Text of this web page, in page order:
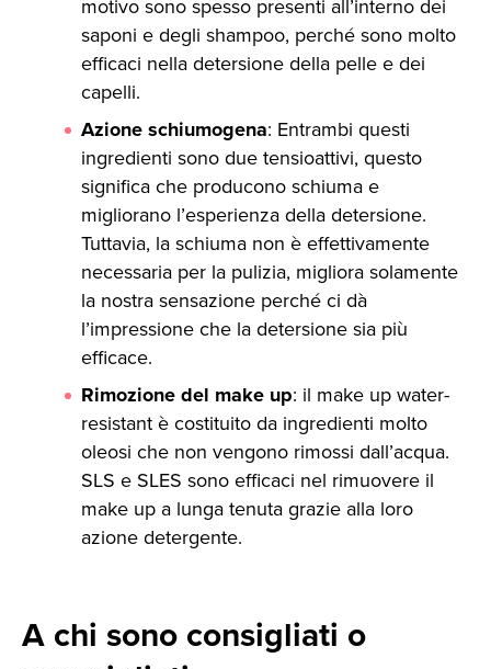
motivo sono spesso presenti all’interno dei
saponi e degli shampoo, perché sono molto
efficaci nella detersione della pelle e dei
capelli.
Azione schiumogena: Entrambi questi
ingredienti sono due tensioattivi, questo
significa che producono schiuma e
migliorano l’esperienza della detersione.
Tuttavia, la schiuma non è effettivamente
necessaria per la pulizia, migliora solamente
la nostra sensazione perché ci dà
l’impressione che la detersione sia più
efficace.
Rimozione del make up: il make up water-
resistant è costituito da ingredienti molto
oleosi che non vengono rimossi dall’acqua.
SLS e SLES sono efficaci nel rimuovere il
make up a lunga tenuta grazie alla loro
azione detergente.
A chi sono consigliati o